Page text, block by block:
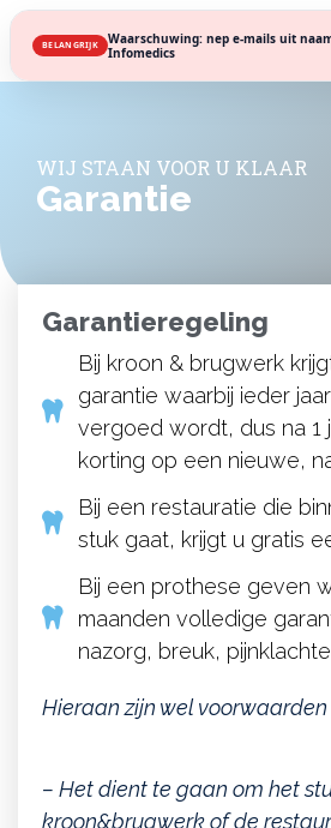
BELANGRIJK
Waarschuwing: nep e-mails uit
Infomedics
WIJ STAAN VOOR U KLAAR
Garantie
Garantieregeling
Bij kroon & brugwerk
garantie waarbij ieder
vergoed wordt, dus na 1
korting op een nieuwe,
Bij een restauratie die
stuk gaat, krijgt u gratis
Bij een prothese geven
maanden volledige
nazorg, breuk,
Hieraan zijn wel
– Het dient te gaan om het
kroon&brugwerk of de